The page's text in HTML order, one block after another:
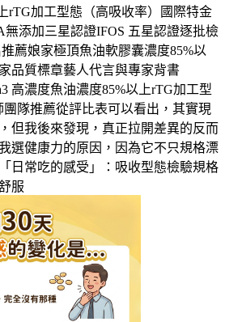
rTG加工型態（高吸收率）國際特金
添加三星認證IFOS 五星認證逐批檢
薦娘家極頂魚油軟膠囊濃度85%以
品質標章藝人代言與專家背書
高濃度魚油濃度85%以上rTG加工型
團隊推薦從評比表可以看出，其實現
但我後來發現，真正拉開差異的反而
選健康力的原因，因為它不只規格漂
日常吃的感受」：吸收型態檢驗規格
服